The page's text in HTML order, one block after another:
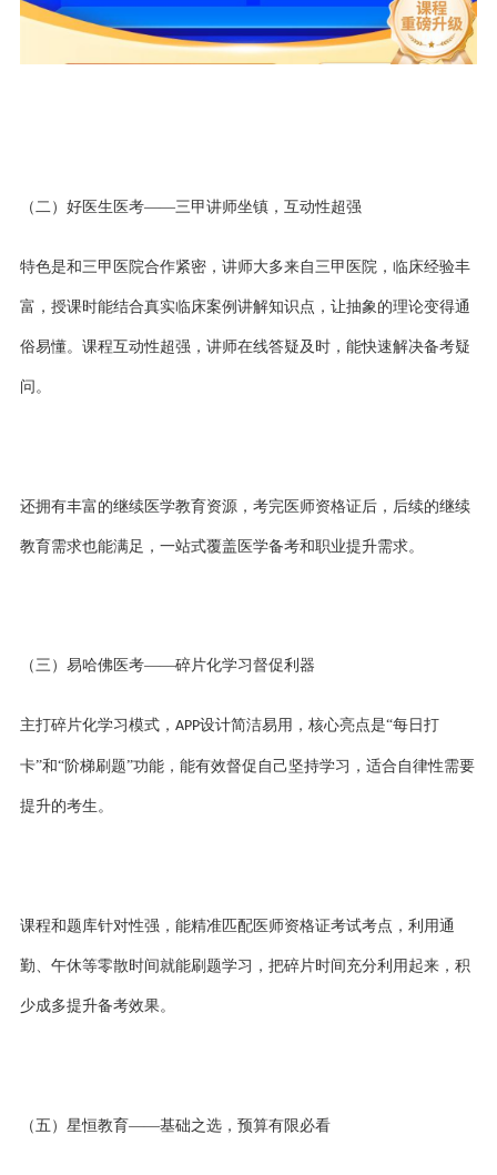
（ 二 ）好医生医考——三甲讲师坐镇，互动性超强
特色是和三甲医院合作紧密，讲师大多来自三甲医院，临床经验丰
富，授课时能结合真实临床案例讲解知识点，让抽象的理论变得通
俗易懂。课程互动性超强，讲师在线答疑及时，能快速解决备考疑
问。
还拥有丰富的继续医学教育资源，考完医师资格证后，后续的继续
教育需求也能满足，一站式覆盖医学备考和职业提升需求。
（三 ）易哈佛医考——碎片化学习督促利器
主打碎片化学习模式， APP设计简洁易用，核心亮点是“每日打
卡”和“阶梯刷题”功能，能有效督促自己坚持学习，适合自律性需要
提升的考生。
课程和题库针对性强，能精准匹配医师资格证考试考点，利用通
勤、午休等零散时间就能刷题学习，把碎片时间充分利用起来，积
少成多提升备考效果。
（ 五 ）星恒教育——基础之选，预算有限必看